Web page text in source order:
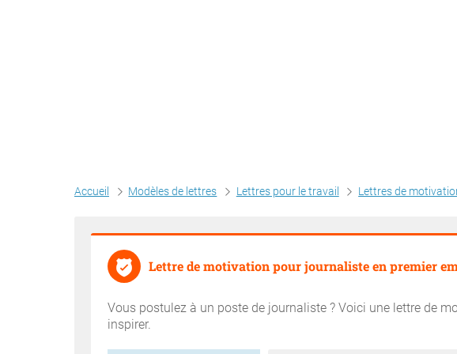
Accueil Modèles de lettres Lettres pour le travail Lettres de
Lettre de motivation pour journaliste en premier
Vous postulez à un poste de journaliste ? Voici une lettre de
inspirer.